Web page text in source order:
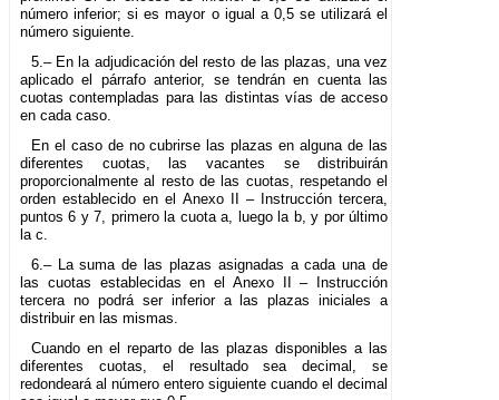
número inferior; si es mayor o igual a 0,5 se utilizará el
número siguiente.
5.– En la adjudicación del resto de las plazas, una vez
aplicado el párrafo anterior, se tendrán en cuenta las
cuotas contempladas para las distintas vías de acceso
en cada caso.
En el caso de no cubrirse las plazas en alguna de las
diferentes cuotas, las vacantes se distribuirán
proporcionalmente al resto de las cuotas, respetando el
orden establecido en el Anexo II – Instrucción tercera,
puntos 6 y 7, primero la cuota a, luego la b, y por último
la c.
6.– La suma de las plazas asignadas a cada una de
las cuotas establecidas en el Anexo II – Instrucción
tercera no podrá ser inferior a las plazas iniciales a
distribuir en las mismas.
Cuando en el reparto de las plazas disponibles a las
diferentes cuotas, el resultado sea decimal, se
redondeará al número entero siguiente cuando el decimal